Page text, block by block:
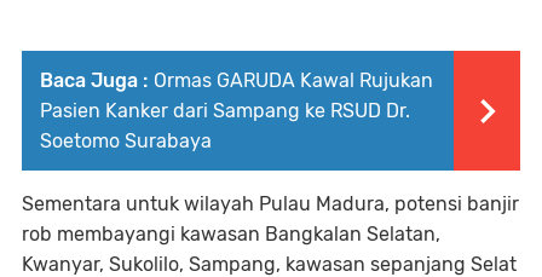
Baca Juga : Ormas GARUDA Kawal Rujukan
Pasien Kanker dari Sampang ke RSUD Dr.
Soetomo Surabaya
Sementara untuk wilayah Pulau Madura, potensi banjir
rob membayangi kawasan Bangkalan Selatan,
Kwanyar, Sukolilo, Sampang, kawasan sepanjang Selat